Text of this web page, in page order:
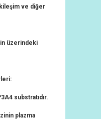
ve diğer
üzerindeki
substratıdır.
plazma